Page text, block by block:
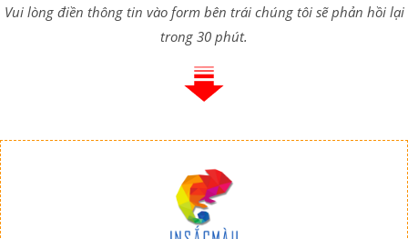
Vui lòng điền thông tin vào form bên trái chúng tôi sẽ phản hồi lại
trong 30 phút.